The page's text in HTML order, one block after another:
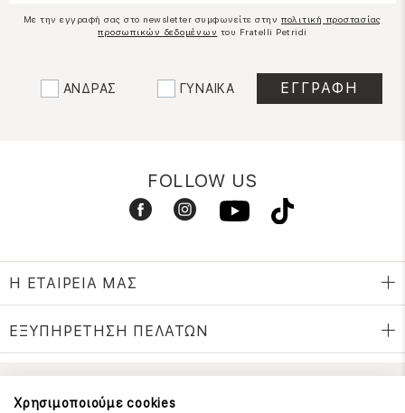
Με την εγγραφή σας στο newsletter συμφωνείτε στην πολιτική προστασίας
προσωπικών δεδομένων του Fratelli Petridi
ΑΝΔΡΑΣ ΓΥΝΑΙΚΑ
FOLLOW US
Η ΕΤΑΙΡΕΙΑ ΜΑΣ
ΕΞΥΠΗΡΕΤΗΣΗ ΠΕΛΑΤΩΝ
ΕΠΙΚΟΙΝΩΝΗΣΤΕ ΜΑΖΙ ΜΑΣ
Χρησιμοποιούμε cookies